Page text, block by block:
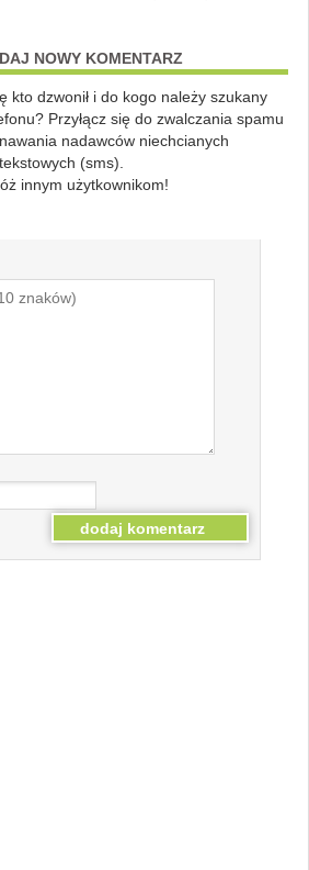
NOWY KOMENTARZ
kto dzwonił i do kogo należy szukany
Przyłącz się do zwalczania spamu
nadawców niechcianych
(sms).
innym użytkownikom!